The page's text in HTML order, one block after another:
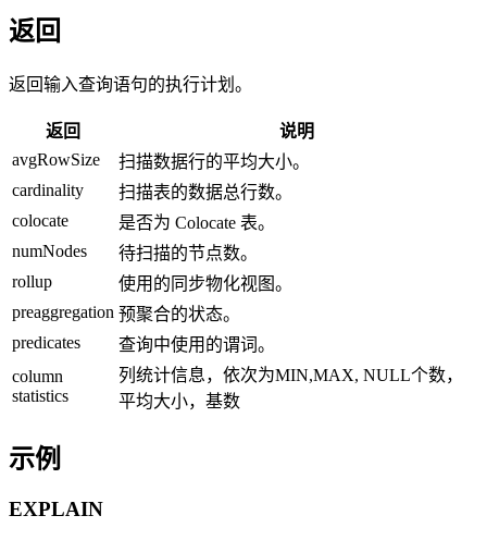
返回
返回输入查询语句的执行计划。
返回
说明
avgRowSize
扫描数据行的平均大小。
cardinality
扫描表的数据总行数。
colocate
是否为 Colocate 表。
numNodes
待扫描的节点数。
rollup
使用的同步物化视图。
preaggregation 预聚合的状态。
predicates
查询中使用的谓词。
column
statistics
列统计信息，依次为MIN,MAX, NULL个数，
平均大小，基数
示例
EXPLAIN